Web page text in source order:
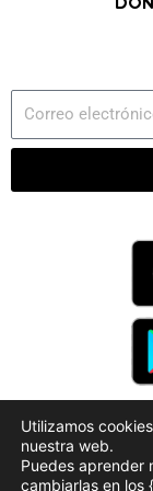
Código
Utilizamos
nuestra web.
Puedes aprender
cambiarlas en los